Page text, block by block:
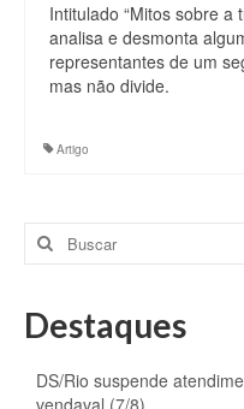
Intitulado “Mitos sobre a
analisa e desmonta
representantes de um
mas não divide.
Artigo
Buscar
por:
Destaques
DS/Rio suspende
vendaval (7/8)